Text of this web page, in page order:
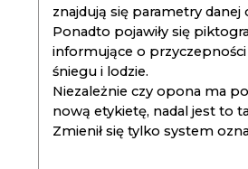
znajdują się parametry danej
Ponadto pojawiły się
informujące o
śniegu i lodzie.
Niezależnie czy opona ma
nową etykietę, nadal jest to
Zmienił się tylko system